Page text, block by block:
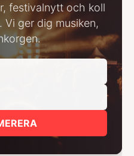
festivalnytt och koll
Vi ger dig musiken,